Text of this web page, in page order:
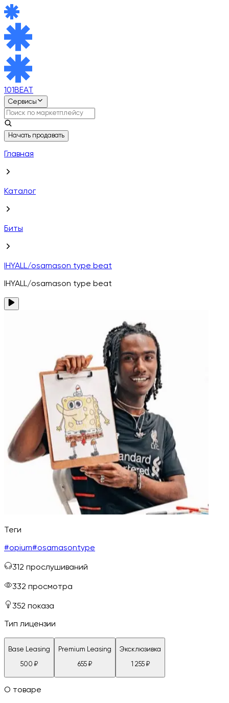
101BEAT
Сервисы
Начать продавать
Главная
Каталог
Биты
IHYALL/osamason type beat
IHYALL/osamason type beat
Теги
#opium#osamasontype
312 прослушиваний
332 просмотра
352 показа
Тип лицензии
Base Leasing
500 ₽
Premium Leasing
655₽
Эксклюзивка
1 255₽
О товаре